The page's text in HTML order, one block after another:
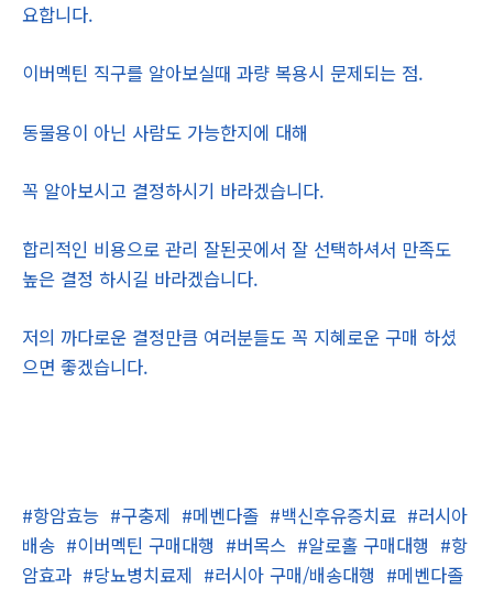
요합니다.
이버멕틴 직구를 알아보실때 과량 복용시 문제되는 점.
동물용이 아닌 사람도 가능한지에 대해
꼭 알아보시고 결정하시기 바라겠습니다.
합리적인 비용으로 관리 잘된곳에서 잘 선택하셔서 만족도
높은 결정 하시길 바라겠습니다.
저의 까다로운 결정만큼 여러분들도 꼭 지혜로운 구매 하셨
으면 좋겠습니다.
#항암효능 #구충제 #메벤다졸 #백신후유증치료 #러시아
배송 #이버멕틴 구매대행 #버목스 #알로홀 구매대행 #항
암효과 #당뇨병치료제 #러시아 구매/배송대행 #메벤다졸